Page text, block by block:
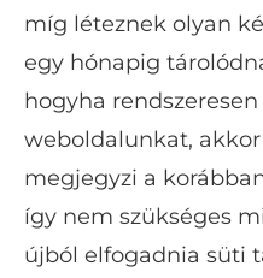
míg léteznek olyan
egy hónapig
hogyha
weboldalunkat,
megjegyzi a
így nem szükséges
újból elfogadnia süti